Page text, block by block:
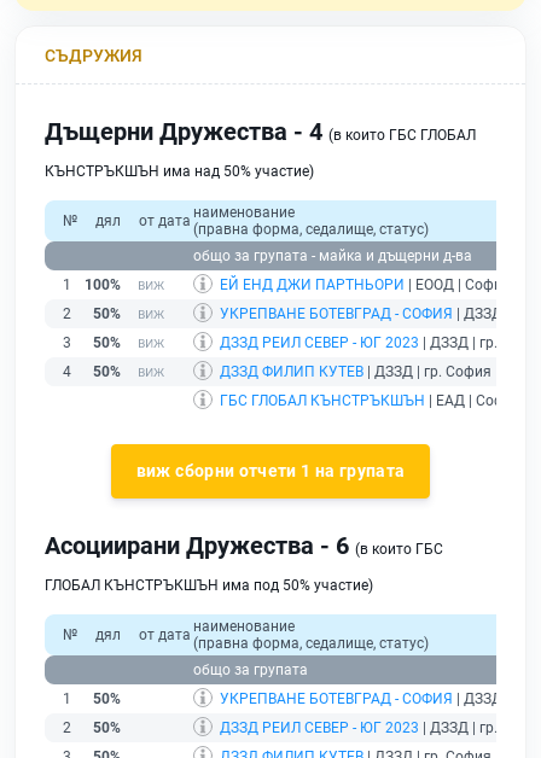
СЪДРУЖИЯ
Дъщерни Дружества - 4 (в които ГБС ГЛОБАЛ
КЪНСТРЪКШЪН има над 50% участие)
№ дял от дата наименование
(правна форма, седалище, статус)
общо за групата - майка и дъщерни д-ва
1
100% ЕЙ ЕНД ДЖИ ПАРТНЬОРИ | ЕООД | София |
2
50% УКРЕПВАНЕ БОТЕВГРАД - СОФИЯ
| ДЗЗД | гр.
3
50% ДЗЗД РЕИЛ СЕВЕР - ЮГ 2023 | ДЗЗД | гр.
4
50% ДЗЗД ФИЛИП КУТЕВ | ДЗЗД | гр. София |
ГБС ГЛОБАЛ КЪНСТРЪКШЪН
| ЕАД | София |
виж сборни отчети 1 на групата
Асоциирани Дружества - 6 (в които ГБС
ГЛОБАЛ КЪНСТРЪКШЪН има под 50% участие)
№ дял от дата наименование
(правна форма, седалище, статус)
общо за групата
1
50% УКРЕПВАНЕ БОТЕВГРАД - СОФИЯ
| ДЗЗД | гр.
2
50% ДЗЗД РЕИЛ СЕВЕР - ЮГ 2023 | ДЗЗД | гр.